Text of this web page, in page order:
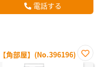
電話する
角部屋】(No.396196)